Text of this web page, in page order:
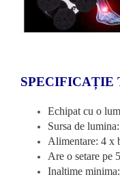
SPECIFICAȚIE
Echipat cu o
Sursa de
Alimentare: 4 x
Are o setare pe
Inaltime